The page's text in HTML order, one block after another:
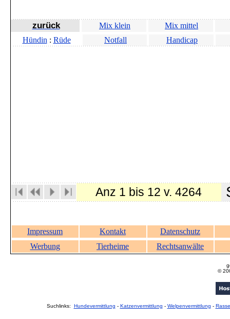
zurück Mix klein
Mix mittel
Hündin : Rüde Notfall Handicap
Anz 1 bis 12 v. 4264
Impressum Kontakt
Datenschutz
Werbung
Tierheime Rechtsanwälte
©
Suchlinks: Hundevermittlung - Katzenvermittlung - Welpenvermittlung -